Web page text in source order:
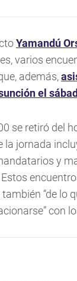
Yamandú
varios
además,
el
se retiró del
la jornada
y
“de lo
con